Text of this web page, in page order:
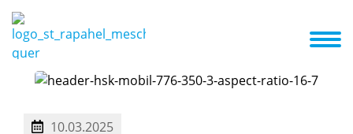
Kita ABC
10.03.2025